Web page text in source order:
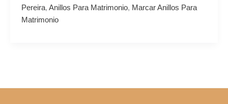
Pereira, Anillos Para Matrimonio, Marcar Anillos Para
Matrimonio